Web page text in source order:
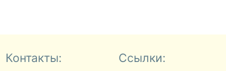
Контакты: Ссылки: